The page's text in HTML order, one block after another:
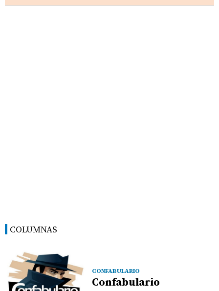
COLUMNAS
CONFABULARIO
Confabulario